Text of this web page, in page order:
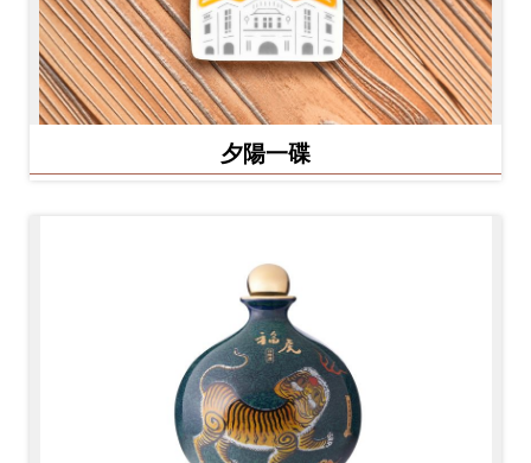
夕陽一碟